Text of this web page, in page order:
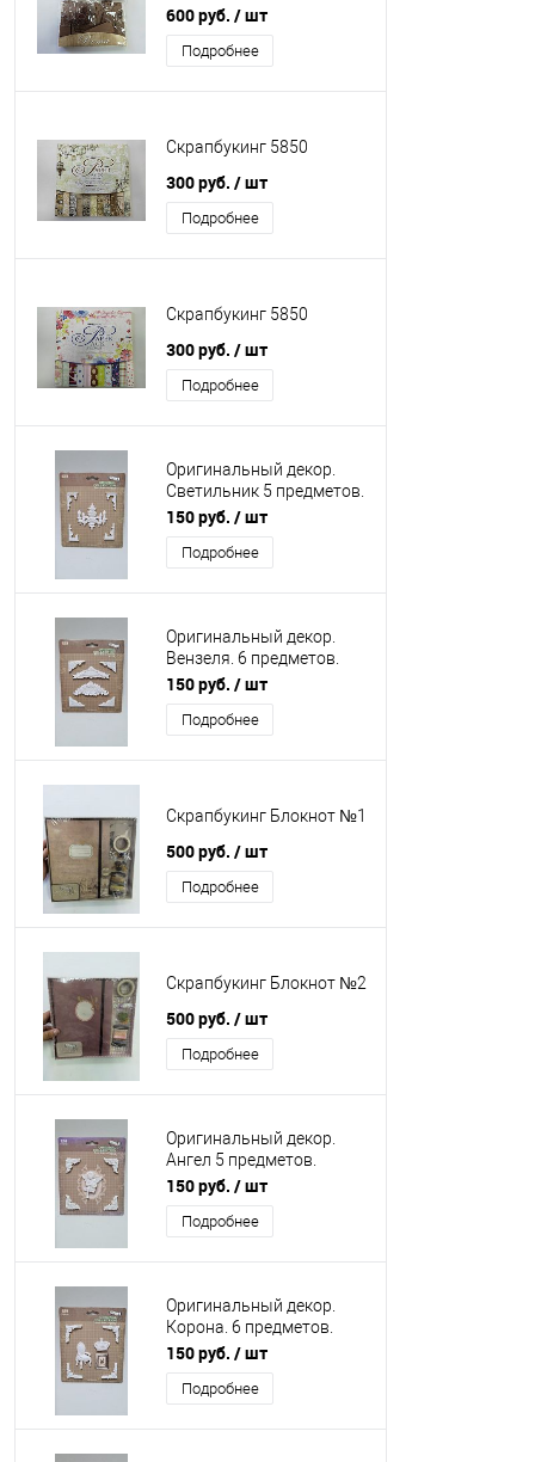
7915
600 руб. / шт
Подробнее
Скрапбукинг 5850
300 руб. / шт
Подробнее
Скрапбукинг 5850
300 руб. / шт
Подробнее
Оригинальный декор.
Светильник 5 предметов.
Пластик.
150 руб. / шт
Подробнее
Оригинальный декор.
Вензеля. 6 предметов.
Пластик.
150 руб. / шт
Подробнее
Скрапбукинг Блокнот №1
500 руб. / шт
Подробнее
Скрапбукинг Блокнот №2
500 руб. / шт
Подробнее
Оригинальный декор.
Ангел 5 предметов.
Пластик.
150 руб. / шт
Подробнее
Оригинальный декор.
Корона. 6 предметов.
Пластик.
150 руб. / шт
Подробнее